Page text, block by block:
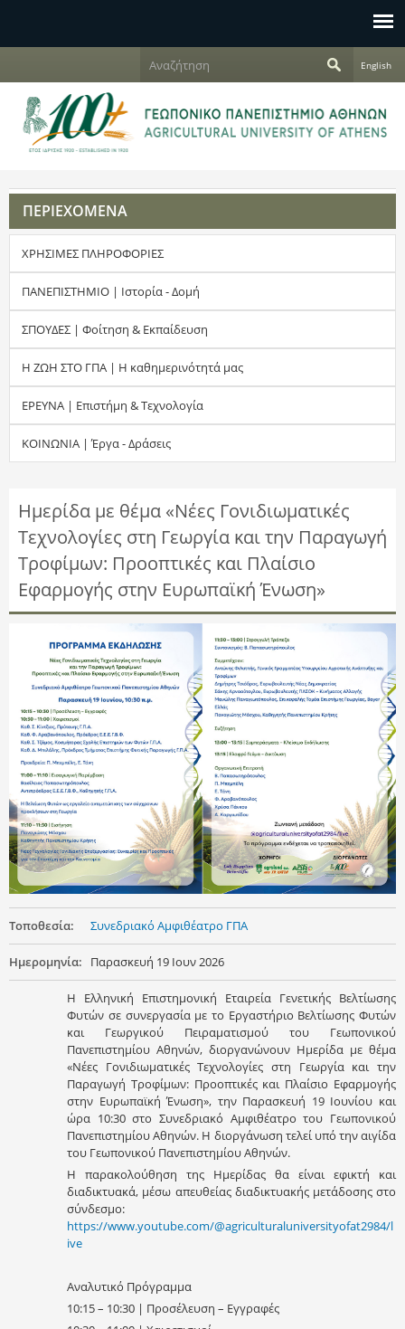
Φ
ό
μ
α
α
ν
α
ζ
ή
τ
σ
η
ς
ζ
ή
τ
η
English
ΠΕΡΙΕΧΟΜΕΝΑ
ΧΡΗΣΙΜΕΣ ΠΛΗΡΟΦΟΡΙΕΣ
ΠΑΝΕΠΙΣΤΗΜΙΟ | Ιστορία - Δομή
ΣΠΟΥΔΕΣ | Φοίτηση & Εκπαίδευση
Η ΖΩΗ ΣΤΟ ΓΠΑ | Η καθημερινότητά μας
ΕΡΕΥΝΑ | Επιστήμη & Τεχνολογία
ΚΟΙΝΩΝΙΑ | Έργα - Δράσεις
Ημερίδα με θέμα «Νέες Γονιδιωματικές
Τεχνολογίες στη Γεωργία και την Παραγωγή
Τροφίμων: Προοπτικές και Πλαίσιο
Εφαρμογής στην Ευρωπαϊκή Ένωση»
Τοποθεσία: Συνεδριακό Αμφιθέατρο ΓΠΑ
Ημερομηνία: Παρασκευή 19 Ιουν 2026
Η Ελληνική Επιστημονική Εταιρεία Γενετικής Βελτίωσης
Φυτών σε συνεργασία με το Εργαστήριο Βελτίωσης Φυτών
και Γεωργικού Πειραματισμού του Γεωπονικού
Πανεπιστημίου Αθηνών, διοργανώνουν Ημερίδα με θέμα
«Νέες Γονιδιωματικές Τεχνολογίες στη Γεωργία και την
Παραγωγή Τροφίμων: Προοπτικές και Πλαίσιο Εφαρμογής
στην Ευρωπαϊκή Ένωση», την Παρασκευή 19 Ιουνίου και
ώρα 10:30 στο Συνεδριακό Αμφιθέατρο του Γεωπονικού
Πανεπιστημίου Αθηνών. Η διοργάνωση τελεί υπό την αιγίδα
του Γεωπονικού Πανεπιστημίου Αθηνών.
Η παρακολούθηση της Ημερίδας θα είναι εφικτή και
διαδικτυακά, μέσω απευθείας διαδικτυακής μετάδοσης στο
σύνδεσμο:
https://www.youtube.com/@agriculturaluniversityofat2984/l
ive
Αναλυτικό Πρόγραμμα
10:15 – 10:30 | Προσέλευση – Εγγραφές